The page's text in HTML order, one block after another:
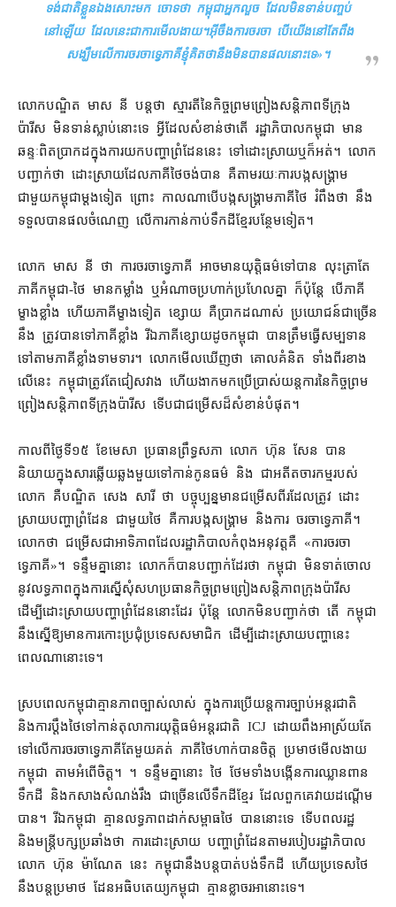
ទង់ជាតិ​ខ្លួនឯង​សោះ​មក ចោទ​ថា កម្ពុជា​អ្នក​លួច ដែល​មិនទាន់​បញ្ចប់​
នៅឡើយ ដែល​នេះ​ជា​ការ​មើលងាយ​។​អ៊ីចឹង​ការចរចា បើ​យើង​នៅតែ​ពឹង​
សង្ឃឹមលើ​ការចរចា​ទ្វេភាគី​ខ្ញុំ​គិតថា​នឹង​មិន​បាន​ផល​នោះ​ទេ»។
លោក​បណ្ឌិត មាស នី បន្ត​ថា ស្មារតី​នៃ​កិច្ចព្រមព្រៀង​សន្តិភាព​ទីក្រុង​
ប៉ារីស មិនទាន់​ស្លាប់​នោះ​ទេ អ្វី​ដែល​សំខាន់​ថា​តើ រដ្ឋាភិបាល​កម្ពុជា មាន​
ឆន្ទៈ​ពិតប្រាកដ​ក្នុង​ការ​យក​បញ្ហា​ព្រំដែន​នេះ ទៅ​ដោះស្រាយ​ឬក៏​អត់​។ លោក​
បញ្ជាក់​ថា ដោះស្រាយ​ដែល​ភាគី​ថៃ​ចង់បាន គឺ​តាមរយៈ​ការ​បង្ក​សង្គ្រាម
ជាមួយ​កម្ពុជា​ម្ដងទៀត ព្រោះ កាលណា​បើ​បង្ក​សង្គ្រាម​ភាគី​ថៃ រំពឹង​ថា នឹង​
ទទួល​បាន​ផល​ចំណេញ លើ​ការ​កាន់កាប់​ទឹកដី​ខ្មែរ​បន្ថែម​ទៀត។
លោក មាស នី ថា ការចរចា​ទ្វេភាគី អាច​មាន​យុត្តិធម៌​ទៅ​បាន លុះត្រាតែ
ភាគី​កម្ពុជា​-​ថៃ មាន​កម្លាំង ឬ​អំណាច​ប្រហាក់ប្រហែល​គ្នា ក៏ប៉ុន្តែ បើ​ភាគី​
ម្ខាង​ខ្លាំង ហើយ​ភាគី​ម្ខាង​ទៀត ខ្សោយ គឺ​ប្រាកដ​ណាស់ ប្រយោជន៍​ជាច្រើន​
នឹង ត្រូវ​បាន​ទៅ​ភាគី​ខ្លាំង រីឯ​ភាគី​ខ្សោយ​ដូច​កម្ពុជា បាន​ត្រឹម​ធ្វើ​សម្បទាន
ទៅ​តាម​ភាគី​ខ្លាំង​ទាមទារ​។ លោក​មើលឃើញ​ថា គោល​គំនិត ទាំងពីរ​ខាង​
លើ​នេះ កម្ពុជា​ត្រូវតែ​ជៀសវាង ហើយ​ងាក​មក​ប្រើប្រាស់​យន្តការ​នៃ​កិច្ចព្រម
ព្រៀង​សន្តិភាព​ទីក្រុង​ប៉ារីស ទើប​ជា​ជម្រើស​ដ៏​សំខាន់​បំផុត។
កាលពី​ថ្ងៃទី​១៥ ខែមេសា ប្រធាន​ព្រឹទ្ធសភា លោក ហ៊ុន សែន បាន​
និយាយ​ក្នុង​សារ​ឆ្លើយឆ្លង​មួយ​ទៅកាន់​កូនធម៌ និង ជា​អតីត​ចារកម្ម​របស់​
លោក គឺ​បណ្ឌិត សេង សារី ថា បច្ចុប្បន្ន​មាន​ជម្រើស​ពីរ​ដែល​ត្រូវ ដោះ
ស្រាយ​បញ្ហា​ព្រំដែន ជាមួយ​ថៃ គឺ​ការ​បង្ក​សង្គ្រាម និង​ការ ចរចា​ទ្វេភាគី។
លោក​ថា ជម្រើស​ជា​អាទិភាព​ដែល​រដ្ឋាភិបាល​កំពុង​អនុវត្ត​គឺ «​ការចរចា​
ទ្វេភាគី​»​។ ទន្ទឹមគ្នា​នោះ លោក​ក៏បាន​បញ្ជាក់​ដែរ​ថា កម្ពុជា មិន​ទាត់ចោល​
នូវ​លទ្ធភាព​ក្នុង​ការ​ស្នើសុំ​សហប្រធាន​កិច្ចព្រមព្រៀង​សន្តិភាព​ក្រុងប៉ារីស
ដើម្បី​ដោះស្រាយ​បញ្ហា​ព្រំដែន​នោះ​ដែរ ប៉ុន្តែ លោក​មិន​បញ្ជាក់​ថា តើ កម្ពុជា​
នឹង​ស្នើ​ឱ្យ​មាន​ការ​កោះ​ប្រជុំ​ប្រទេស​សមាជិក ដើម្បី​ដោះស្រាយ​បញ្ហា​នេះ
ពេល​ណា​នោះ​ទេ។
ស្របពេល​កម្ពុជា​គ្មាន​ភាព​ច្បាស់លាស់ ក្នុង​ការប្រើ​យន្តការ​ច្បាប់​អន្តរជាតិ
និង​ការ​ប្ដឹង​ថៃ​ទៅកាន់​តុលាការ​យុត្តិធម៌​អន្តរជាតិ ICJ ដោយ​ពឹង​អាស្រ័យ​តែ​
ទៅលើ​ការចរចា​ទ្វេភាគី​តែមួយគត់ ភាគី​ថៃ​ហាក់​បានចិត្ត ប្រមាថមើលងាយ​
កម្ពុជា តាម​អំពើ​ចិត្ត។ ។ ទន្ទឹមគ្នា​នោះ ថៃ ថែមទាំង​បង្កើន​ការឈ្លានពាន​
ទឹកដី និង​កសាង​សំណង់​រឹង ជាច្រើន​លើទឹក​ដី​ខ្មែរ ដែល​ពួកគេ​វាយ​ដណ្ដើម​
បាន។ រីឯ​កម្ពុជា គ្មាន​លទ្ធភាព​ដាក់​សម្ពាធ​ថៃ បាន​នោះ​ទេ ទើប​ពលរដ្ឋ
និង​មន្ត្រី​បក្ស​ប្រឆាំង​ថា ការ​ដោះស្រាយ បញ្ហា​ព្រំដែន​តាមរបៀប​រដ្ឋាភិបាល
លោក ហ៊ុន ម៉ាណែត នេះ កម្ពុជា​នឹង​បន្ត​បាត់បង់​ទឹកដី ហើយ​ប្រទេស​ថៃ
នឹង​បន្ត​ប្រមាថ ដែន​អធិបតេយ្យ​កម្ពុជា គ្មាន​ខ្លាច​រអា​នោះ​ទេ។